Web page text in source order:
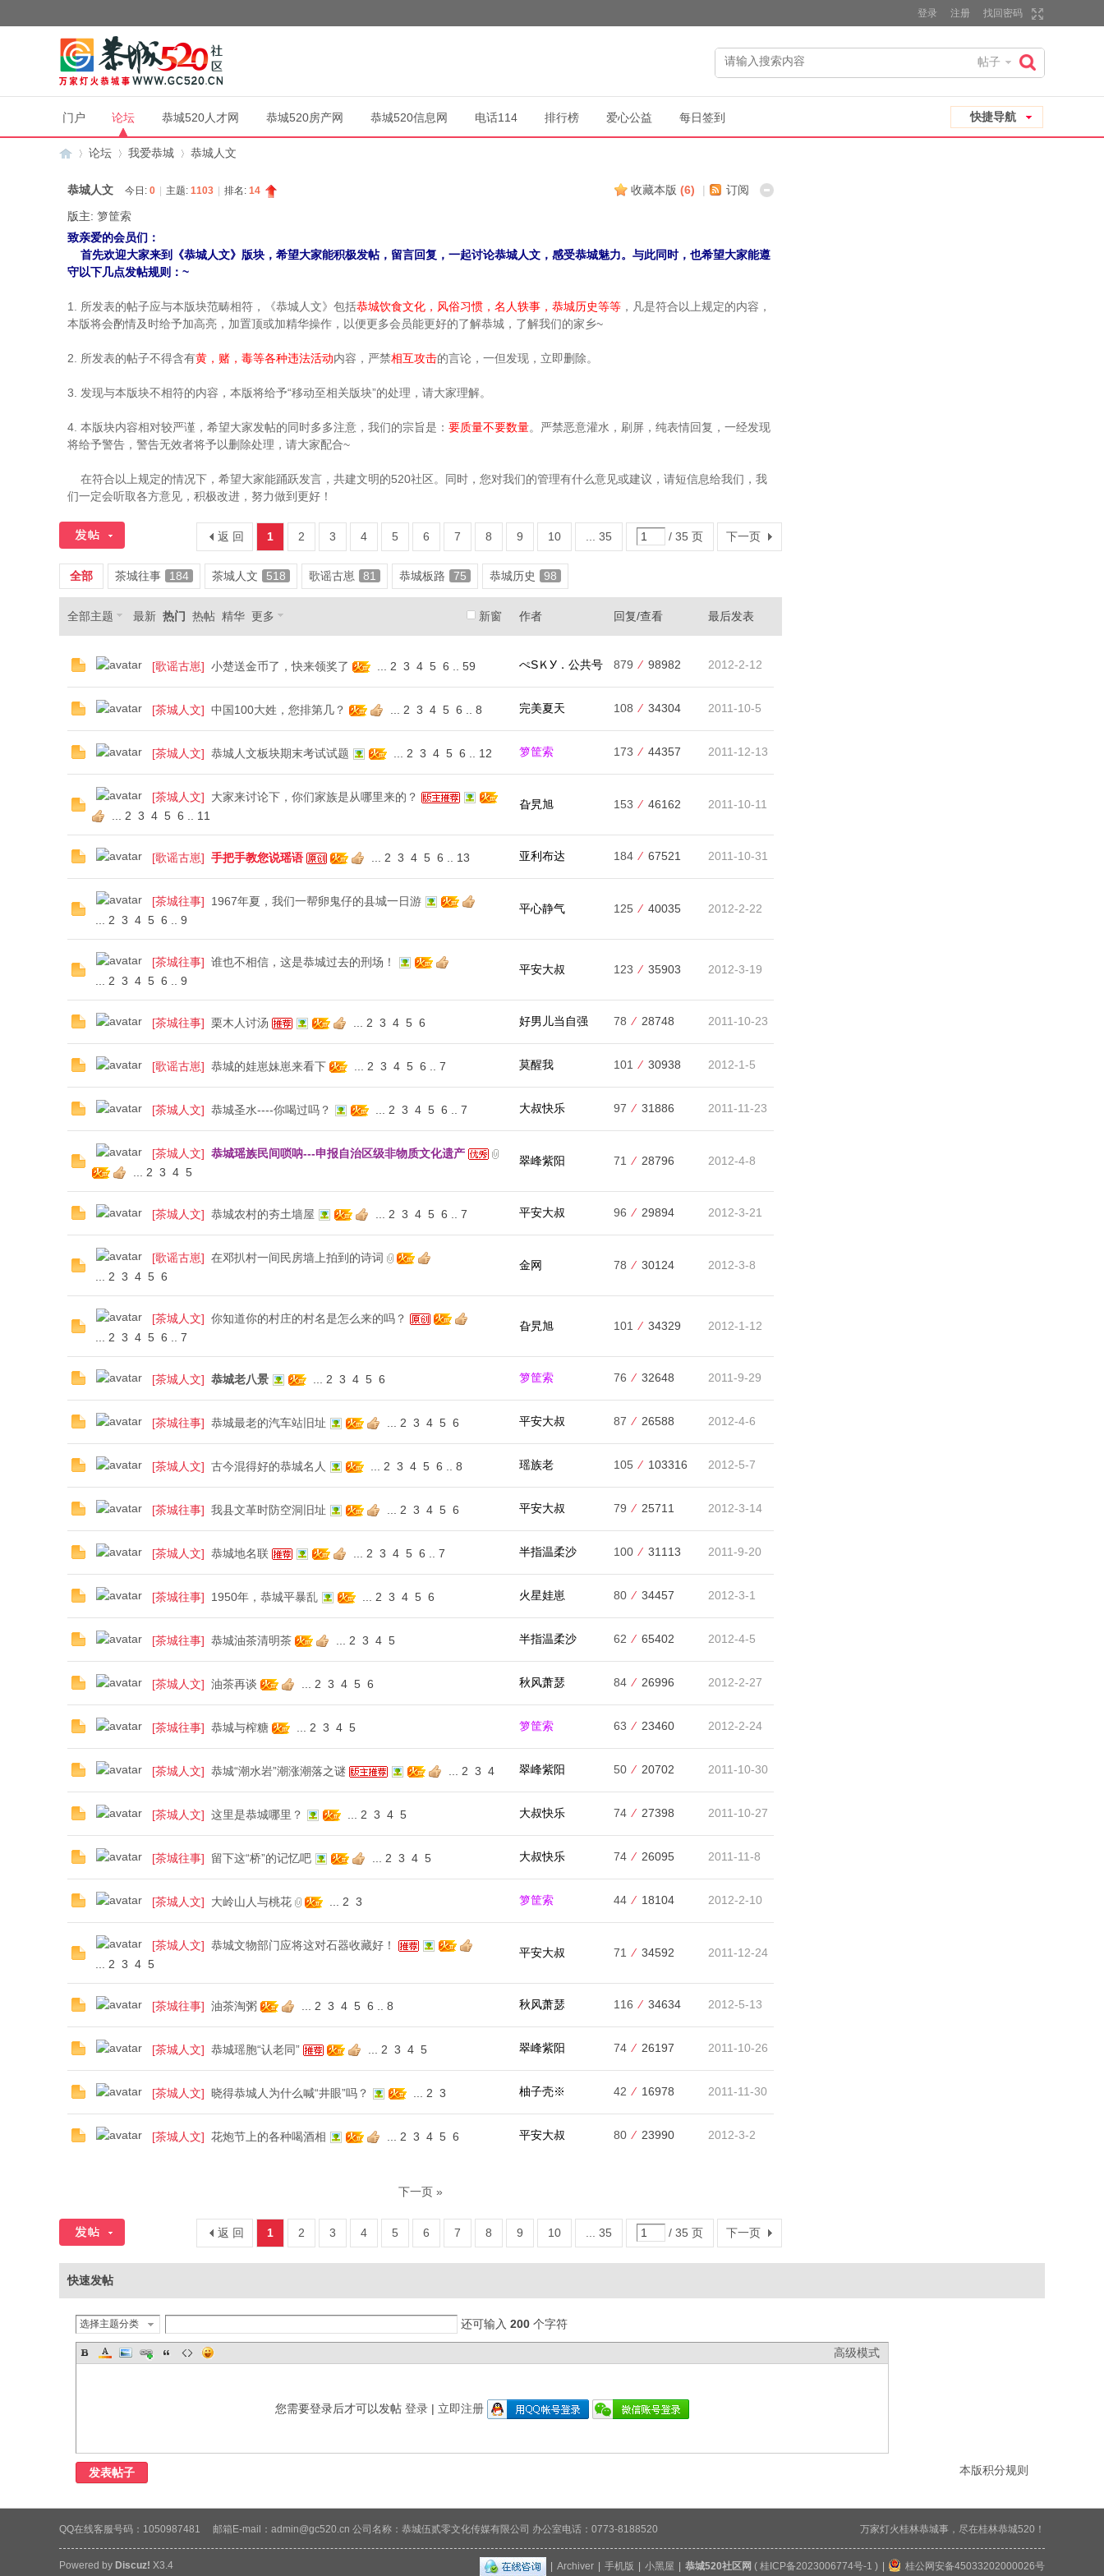
登录 注册 找回密码
帖子
快捷导航
门户 论坛 恭城520人才网 恭城520房产网 恭城520信息网 电话114 排行榜 爱心公益 每日签到
恭
城
52
社
区
»
论坛
›
我爱恭城 恭城人文
收藏本版 (6) | 订阅
恭城人文 今日: 0 主题: 1103 排名: 14
版主: 箩筐索
致亲爱的会员们：
首先欢迎大家来到《恭城人文》版块，希望大家能积极发帖，留言回复，一起讨论恭城人文，感受恭城魅力。与此同时，也希望大家能遵
守以下几点发帖规则：~
1. 所发表的帖子应与本版块范畴相符，《恭城人文》包括恭城饮食文化，风俗习惯，名人轶事，恭城历史等等 ，凡是符合以上规定的内容，
本版将会酌情及时给予加高亮，加置顶或加精华操作，以便更多会员能更好的了解恭城，了解我们的家乡~
2. 所发表的帖子不得含有黄，赌，毒等各种违法活动内容，严禁相互攻击的言论，一但发现，立即删除。
3. 发现与本版块不相符的内容，本版将给予“移动至相关版块”的处理，请大家理解。
4. 本版块内容相对较严谨，希望大家发帖的同时多多注意，我们的宗旨是： 要质量不要数量。严禁恶意灌水，刷屏，纯表情回复，一经发现
将给予警告，警告无效者将予以删除处理，请大家配合~
在符合以上规定的情况下，希望大家能踊跃发言，共建文明的520社区。同时，您对我们的管理有什么意见或建议，请短信息给我们，我
们一定会听取各方意见，积极改进，努力做到更好！
1 2 3 4 5 6 7 8 9 10 ... 35 / 35 页 下一页
返 回
全部 茶城往事 184 茶城人文 518 歌谣古崽 81 恭城板路 75 恭城历史 98
新窗
全部主题 最新 热门 热帖 精华 更多 作者 回复/查看 最后发表
[歌谣古崽] 小楚送金币了，快来领奖了 2 3 4 5 6 59 ぺSＫУ．公共号 879 ⁄ 98982 2012-2-12
[茶城人文] 中国100大姓，您排第几？ 2 3 4 5 6 8 完美夏天 108 ⁄ 34304 2011-10-5
[茶城人文] 恭城人文板块期末考试试题 2 3 4 5 6 12 箩筐索 173 ⁄ 44357 2011-12-13
[茶城人文]
大家来讨论下，你们家族是从哪里来的？
2 3 4 5 6 11
旮旯旭 153 ⁄ 46162 2011-10-11
[歌谣古崽] 手把手教您说瑶语 2 3 4 5 6 13 亚利布达 184 ⁄ 67521 2011-10-31
[茶城往事]
1967年夏，我们一帮卵鬼仔的县城一日游
2 3 4 5 6 9
平心静气 125 ⁄ 40035 2012-2-22
[茶城往事] 谁也不相信，这是恭城过去的刑场！
2 3 4 5 6 9
平安大叔 123 ⁄ 35903 2012-3-19
[茶城往事] 栗木人讨汤 2 3 4 5 6 好男儿当自强 78 ⁄ 28748 2011-10-23
[歌谣古崽] 恭城的娃崽妹崽来看下 2 3 4 5 6 7 莫醒我 101 ⁄ 30938 2012-1-5
[茶城人文] 恭城圣水----你喝过吗？ 2 3 4 5 6 7 大叔快乐 97 ⁄ 31886 2011-11-23
[茶城人文] 恭城瑶族民间唢呐---申报自治区级非物质文化遗产
2 3 4 5
翠峰紫阳 71 ⁄ 28796 2012-4-8
[茶城人文] 恭城农村的夯土墙屋 2 3 4 5 6 7 平安大叔 96 ⁄ 29894 2012-3-21
[歌谣古崽] 在邓扒村一间民房墙上拍到的诗词
2 3 4 5 6
金网 78 ⁄ 30124 2012-3-8
[茶城人文] 你知道你的村庄的村名是怎么来的吗？
2 3 4 5 6 7
旮旯旭 101 ⁄ 34329 2012-1-12
[茶城人文] 恭城老八景 2 3 4 5 6 箩筐索 76 ⁄ 32648 2011-9-29
[茶城往事] 恭城最老的汽车站旧址 2 3 4 5 6 平安大叔 87 ⁄ 26588 2012-4-6
[茶城人文] 古今混得好的恭城名人 2 3 4 5 6 8 瑶族老 105 ⁄ 103316 2012-5-7
[茶城往事] 我县文革时防空洞旧址 2 3 4 5 6 平安大叔 79 ⁄ 25711 2012-3-14
[茶城人文] 恭城地名联 2 3 4 5 6 7 半指温柔沙 100 ⁄ 31113 2011-9-20
[茶城往事] 1950年，恭城平暴乱 2 3 4 5 6 火星娃崽 80 ⁄ 34457 2012-3-1
[茶城往事] 恭城油茶清明茶 2 3 4 5 半指温柔沙 62 ⁄ 65402 2012-4-5
[茶城人文] 油茶再谈 2 3 4 5 6 秋风萧瑟 84 ⁄ 26996 2012-2-27
[茶城往事] 恭城与榨糖 2 3 4 5 箩筐索 63 ⁄ 23460 2012-2-24
[茶城人文] 恭城“潮水岩”潮涨潮落之谜 2 3 4 翠峰紫阳 50 ⁄ 20702 2011-10-30
[茶城人文] 这里是恭城哪里？ 2 3 4 5 大叔快乐 74 ⁄ 27398 2011-10-27
[茶城往事] 留下这“桥”的记忆吧 2 3 4 5 大叔快乐 74 ⁄ 26095 2011-11-8
[茶城人文] 大岭山人与桃花 2 3 箩筐索 44 ⁄ 18104 2012-2-10
[茶城人文] 恭城文物部门应将这对石器收藏好！
2 3 4 5
平安大叔 71 ⁄ 34592 2011-12-24
[茶城往事] 油茶淘粥 2 3 4 5 6 8 秋风萧瑟 116 ⁄ 34634 2012-5-13
[茶城人文] 恭城瑶胞“认老同” 2 3 4 5 翠峰紫阳 74 ⁄ 26197 2011-10-26
[茶城人文] 晓得恭城人为什么喊“井眼”吗？ 2 3 柚子壳※ 42 ⁄ 16978 2011-11-30
[茶城人文] 花炮节上的各种喝酒相 2 3 4 5 6 平安大叔 80 ⁄ 23990 2012-3-2
下一页 »
1 2 3 4 5 6 7 8 9 10 ... 35 / 35 页 下一页
返 回
快速发帖
选择主题分类 还可输入 200 个字符
高级模式
您需要登录后才可以发帖 登录 | 立即注册
本版积分规则
发表帖子
QQ在线客服号码：1050987481 邮箱E-mail：admin@gc520.cn 公司名称：恭城伍贰零文化传媒有限公司 办公室电话：0773-8188520 万家灯火桂林恭城事，尽在桂林恭城520！
| Archiver | 手机版 | 小黑屋 | 恭城520社区网 ( 桂ICP备2023006774号-1 ) | 桂公网安备45033202000026号
Powered by Discuz! X3.4